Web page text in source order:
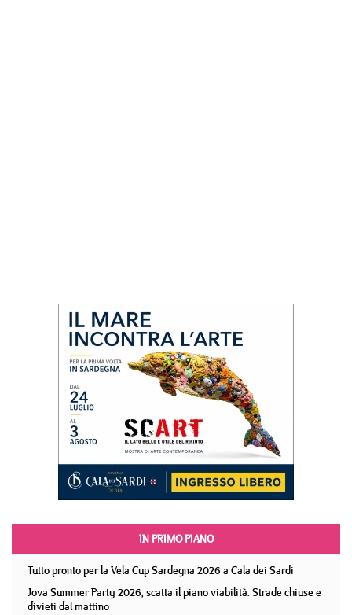
IN PRIMO PIANO
Tutto pronto per la Vela Cup Sardegna 2026 a Cala dei Sardi
Jova Summer Party 2026, scatta il piano viabilità. Strade chiuse e
divieti dal mattino